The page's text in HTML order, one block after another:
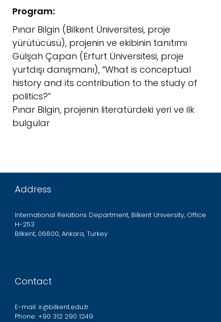
Program:
Pınar Bilgin (Bilkent Üniversitesi, proje
yürütücüsü), projenin ve ekibinin tanıtımı
Gülşah Çapan (Erfurt Üniversitesi, proje
yurtdışı danışmanı), “What is conceptual
history and its contribution to the study of
politics?”
Pınar Bilgin, projenin literatürdeki yeri ve ilk
bulgular
Address
International Relations Department, Bilkent University, Office
H-253
Bilkent, 06800, Ankara, Turkey
Contact
E-mail: ir@bilkent.edu.tr
Phone: +90 312 290 1249